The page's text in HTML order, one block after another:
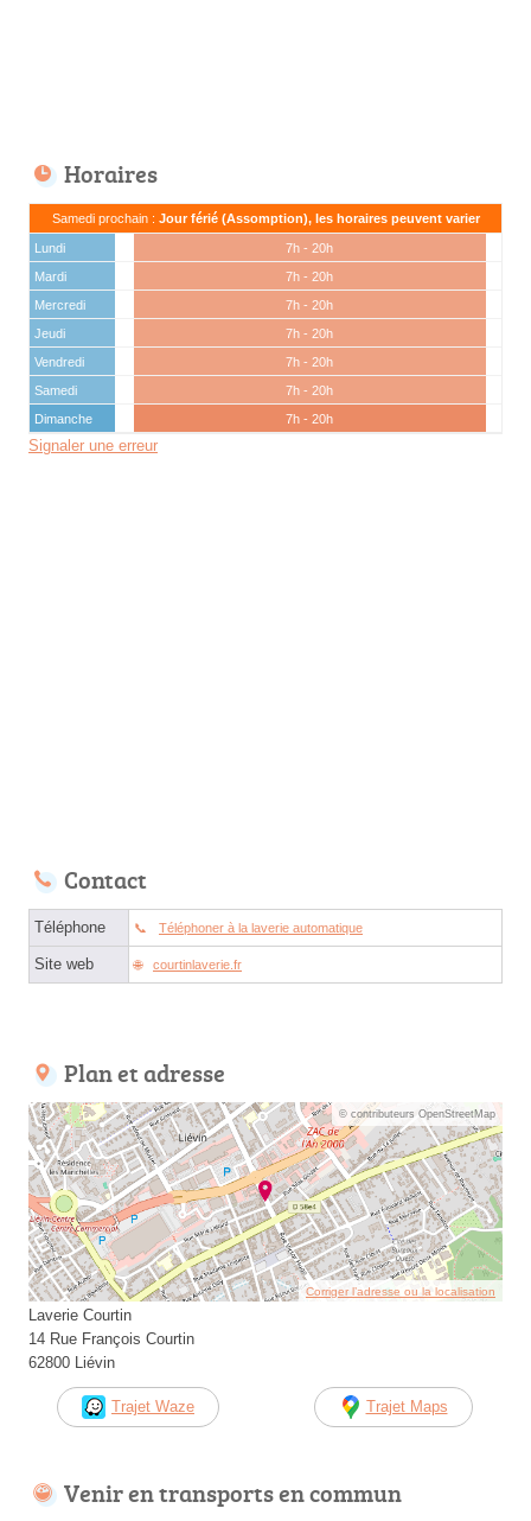
Horaires
Samedi prochain : Jour férié (Assomption), les horaires peuvent varier
Lundi
7h - 20h
Mardi
7h - 20h
Mercredi
7h - 20h
Jeudi
7h - 20h
Vendredi
7h - 20h
Samedi
7h - 20h
Dimanche
7h - 20h
Signaler une erreur
Contact
Téléphone Téléphoner à la laverie automatique
Site web courtinlaverie.fr
Plan et adresse
© contributeurs OpenStreetMap
Corriger l’adresse ou la localisation
Laverie Courtin
14 Rue François Courtin
62800 Liévin
Trajet Waze Trajet Maps
Venir en transports en commun